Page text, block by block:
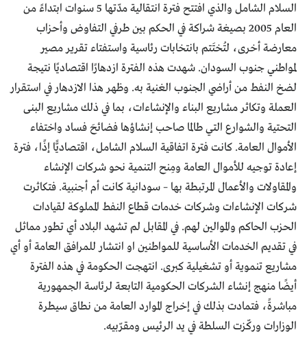
السلام الشامل والذي افتتح فترة انتقالية مدّتها 5 سنوات ابتداءً من
العام 2005 بصيغة شراكة في الحكم بين طرفي التفاوض وأحزاب
معارضة أخرى، لتُختَتم بانتخابات رئاسية واستفتاء تقرير مصير
لمواطني جنوب السودان. شهدت هذه الفترة ازدهارًا اقتصاديًا نتيجة
لضخ النفط من أراضي الجنوب الغنية به. وظهر هذا الازدهار في استقرار
العملة وتكاثر مشاريع البناء والإنشاءات، بما في ذلك مشاريع البنى
التحتية والشوارع التي طالما صاحب إنشاؤها فضائحَ فساد واختفاء
الأموال العامة. كانت فترة اتفاقية السلام الشامل، اقتصاديًّا إذًا، فترة
إعادة توجيه للأموال العامة ومِنح التنمية نحو شركات الإنشاء
والمقاولات والأعمال المرتبطة بها – سودانية كانت أم أجنبية. فتكاثرت
شركات الإنشاءات وشركات خدمات قطاع النفط المملوكة لقيادات
الحزب الحاكم والموالين لهم. في المقابل لم تشهد البلاد أي تطور مماثل
في تقديم الخدمات الأساسية للمواطنين او انتشار للمرافق العامة أو أي
مشاريع تنموية أو تشغيلية كبرى. انتهجت الحكومة في هذه الفترة
أيضًا منهج إنشاء الشركات الحكومية التابعة لرئاسة الجمهورية
مباشرةً، فتمادت بذلك في إخراج الموارد العامة من نطاق سيطرة
الوزارات وركّزت السلطة في يد الرئيس ومقرّبيه.